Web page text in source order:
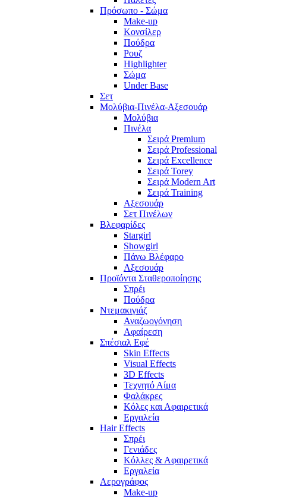
Πρόσωπο - Σώμα
Make-up
Κονσίλερ
Πούδρα
Ρουζ
Highlighter
Σώμα
Under Base
Σετ
Μολύβια-Πινέλα-Αξεσουάρ
Μολύβια
Πινέλα
Σειρά Premium
Σειρά Professional
Σειρά Excellence
Σειρά Torey
Σειρά Modern Art
Σειρά Training
Αξεσουάρ
Σετ Πινέλων
Βλεφαρίδες
Stargirl
Showgirl
Πάνω Βλέφαρο
Αξεσουάρ
Προϊόντα Σταθεροποίησης
Σπρέι
Πούδρα
Ντεμακιγιάζ
Αναζωογόνηση
Αφαίρεση
Σπέσιαλ Εφέ
Skin Effects
Visual Effects
3D Effects
Τεχνητό Αίμα
Φαλάκρες
Κόλες και Αφαιρετικά
Εργαλεία
Hair Effects
Σπρέι
Γενιάδες
Κόλλες & Αφαιρετικά
Εργαλεία
Αερογράφος
Make-up